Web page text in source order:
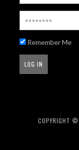
Remember Me
COPYRIGHT